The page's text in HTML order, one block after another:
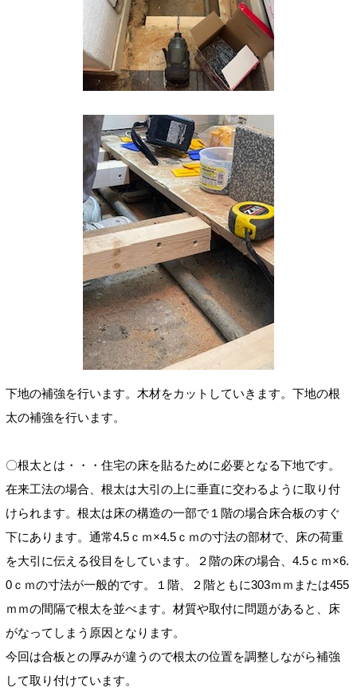
下地の補強を行います。木材をカットしていきます。下地の根
太の補強を行います。
〇根太とは・・・住宅の床を貼るために必要となる下地です。
在来工法の場合、根太は大引の上に垂直に交わるように取り付
けられます。根太は床の構造の一部で１階の場合床合板のすぐ
下にあります。通常4.5ｃｍ×4.5ｃｍの寸法の部材で、床の荷重
を大引に伝える役目をしています。２階の床の場合、4.5ｃｍ×6.
0ｃｍの寸法が一般的です。１階、２階ともに303ｍｍまたは455
ｍｍの間隔で根太を並べます。材質や取付に問題があると、床
がなってしまう原因となります。
今回は合板との厚みが違うので根太の位置を調整しながら補強
して取り付けています。